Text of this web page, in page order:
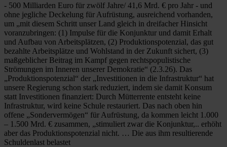
- 500 Milliarden Euro für zwölf Jahre/ 41,6 Mrd. € pro Jahr - und
ohne jegliche Deckelung für Aufrüstung, ausreichend vorhanden,
um „mit diesem Schritt unser Land gleich in dreifacher Hinsicht
voranzubringen: (1) Impulse für die Konjunktur und damit Erhalt
und Aufbau von Arbeitsplätzen, (2) Produktionspotenzial, das gut
bezahlte Arbeitsplätze und Wohlstand in der Zukunft sichert, (3)
maßgeblicher Beitrag im Kampf gegen rechtspopulistische
Strömungen im Inneren unserer Demokratie“ (2.3.26). Das
„Produktionspotenzial“ der „Investitionen in die Infrastruktur“ hat
unsere Regierung schon stark reduziert, indem sie damit Konsum
statt Investitionen finanziert: Durch Mütterrente entsteht keine
Infrastruktur, wird keine Schule restauriert. Das nach oben hin
offene „Sondervermögen“ für Aufrüstung, da kommen leicht 1.000
– 1.500 Mrd. € zusammen, „stimuliert zwar die Konjunktur,.. erhöht
aber das Produktionspotenzial nicht. … Die aus ihm resultierende
Schuldenlast belastet